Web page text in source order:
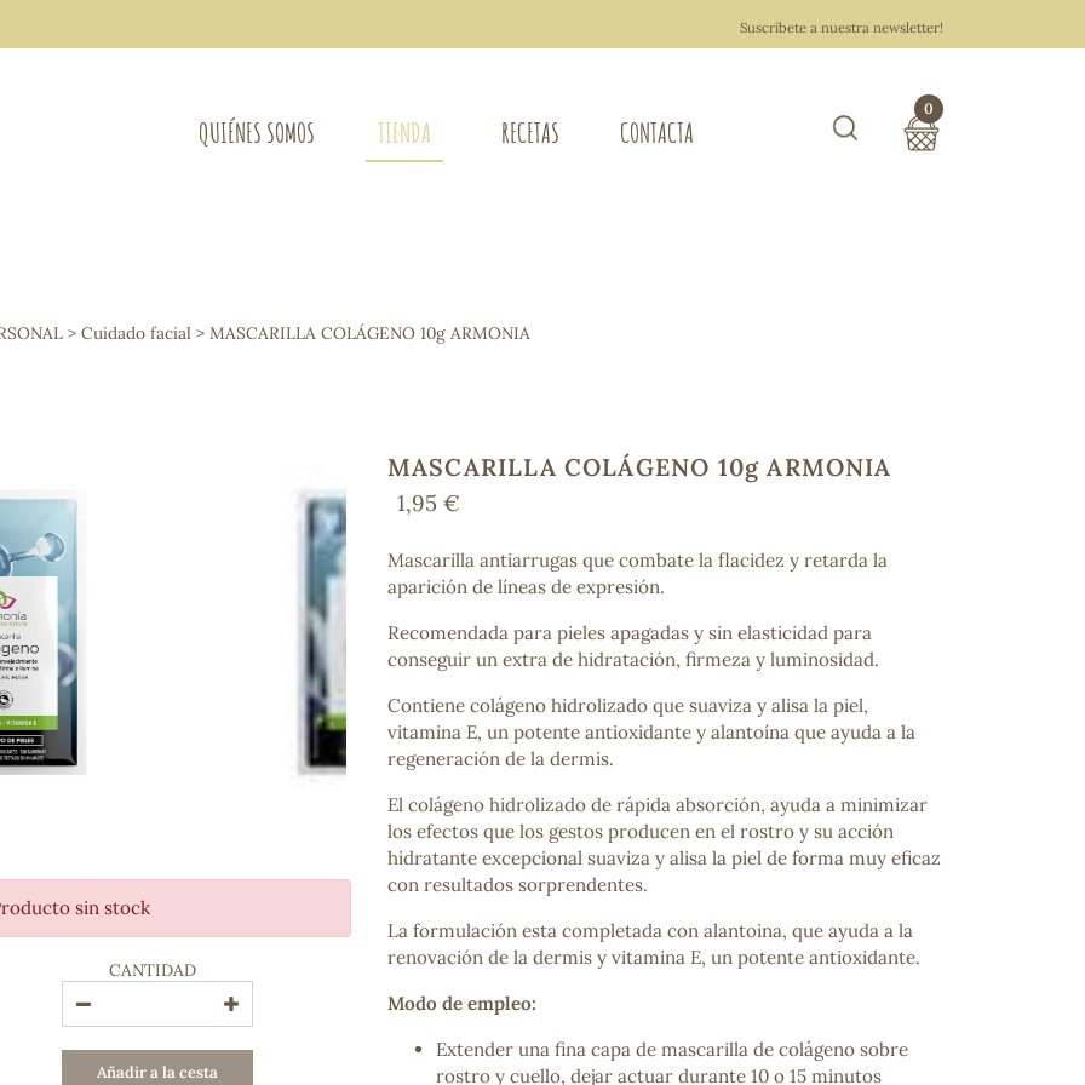
Suscríbete a nuestra newsletter!
QUIÉNES SOMOS TIENDA
Osteo-articular
Mujer
Ácidos Grasos
Memoria
Deporte
Circulatorio, colesterol y glucosa
Proteína
COSMÉTICA E HIGIENE PERSONAL
Cremas, lociones y aceites corporales
Hombre
Higiene personal
Labiales
Aceites esenciales y aromaterapia
Aceites vegetales
RECETAS CONTACTA
0
> Cuidado facial > MASCARILLA COLÁGENO 10g ARMONIA
sin stock
CANTIDAD
Añadir a la cesta
MASCARILLA COLÁGENO 10g ARMONIA
1,95 €
Mascarilla antiarrugas que combate la flacidez y retarda la
aparición de líneas de expresión.
Recomendada para pieles apagadas y sin elasticidad para
conseguir un extra de hidratación, firmeza y luminosidad.
Contiene colágeno hidrolizado que suaviza y alisa la piel,
vitamina E, un potente antioxidante y alantoína que ayuda a la
regeneración de la dermis.
El colágeno hidrolizado de rápida absorción, ayuda a minimizar
los efectos que los gestos producen en el rostro y su acción
hidratante excepcional suaviza y alisa la piel de forma muy eficaz
con resultados sorprendentes.
La formulación esta completada con alantoina, que ayuda a la
renovación de la dermis y vitamina E, un potente antioxidante.
Modo de empleo:
Extender una fina capa de mascarilla de colágeno sobre
rostro y cuello, dejar actuar durante 10 o 15 minutos